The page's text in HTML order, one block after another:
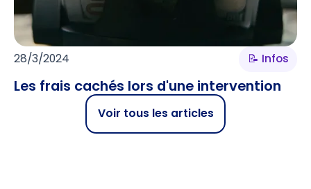
28/3/2024 📝 Infos
Les frais cachés lors d'une intervention
Voir tous les articles